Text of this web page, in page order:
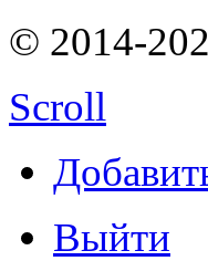
© 2014-
Scroll
Выйти